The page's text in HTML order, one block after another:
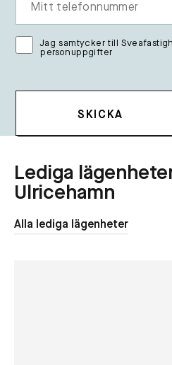
Jag samtycker till
personuppgifter
Lediga
Ulricehamn
Alla lediga lägenheter